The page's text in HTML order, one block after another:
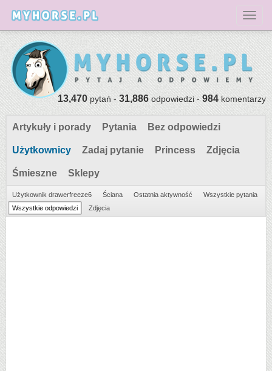
13,470pytań -31,886odpowiedzi -984komentarzy
Artykuły i porady Pytania Bez odpowiedzi
Użytkownicy Zadaj pytanie Princess Zdjęcia
Śmieszne Sklepy
Użytkownik drawerfreeze6 Ściana Ostatnia aktywność
Wszystkie pytania
Wszystkie odpowiedzi
Zdjęcia